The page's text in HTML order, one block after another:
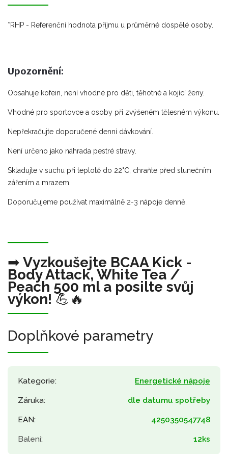
*RHP - Referenční hodnota příjmu u průměrné dospělé osoby.
Upozornění:
Obsahuje kofein, není vhodné pro děti, těhotné a kojící ženy.
Vhodné pro sportovce a osoby při zvýšeném tělesném výkonu.
Nepřekračujte doporučené denní dávkování.
Není určeno jako náhrada pestré stravy.
Skladujte v suchu při teplotě do 22°C, chraňte před slunečním
zářením a mrazem.
Doporučujeme používat maximálně 2-3 nápoje denně.
➡ Vyzkoušejte BCAA Kick -
Body Attack, White Tea /
Peach 500 ml a posilte svůj
výkon! 💪🔥
Doplňkové parametry
Kategorie: Energetické nápoje
Záruka: dle datumu spotřeby
EAN: 4250350547748
Balení: 12ks